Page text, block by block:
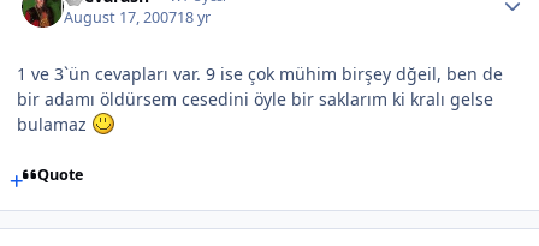
August 17, 200718 yr
1 ve 3`ün cevapları var. 9 ise çok mühim birşey dğeil, ben de
bir adamı öldürsem cesedini öyle bir saklarım ki kralı gelse
bulamaz
Quote